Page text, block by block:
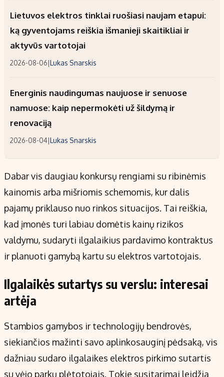
Lietuvos elektros tinklai ruošiasi naujam etapui:
ką gyventojams reiškia išmanieji skaitikliai ir
aktyvūs vartotojai
2026-08-06|Lukas Snarskis
Energinis naudingumas naujuose ir senuose
namuose: kaip nepermokėti už šildymą ir
renovaciją
2026-08-04|Lukas Snarskis
Dabar vis daugiau konkursų rengiami su ribinėmis
kainomis arba mišriomis schemomis, kur dalis
pajamų priklauso nuo rinkos situacijos. Tai reiškia,
kad įmonės turi labiau domėtis kainų rizikos
valdymu, sudaryti ilgalaikius pardavimo kontraktus
ir planuoti gamybą kartu su elektros vartotojais.
Ilgalaikės sutartys su verslu: interesai
artėja
Stambios gamybos ir technologijų bendrovės,
siekiančios mažinti savo aplinkosauginį pėdsaką, vis
dažniau sudaro ilgalaikes elektros pirkimo sutartis
su vėjo parkų plėtotojais. Tokie susitarimai leidžia